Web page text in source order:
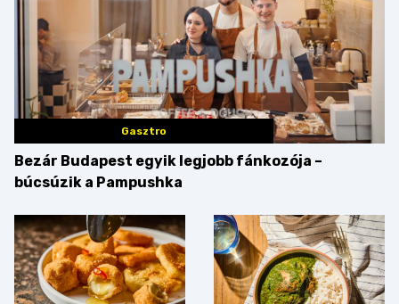
Gasztro
Bezár Budapest egyik legjobb fánkozója –
búcsúzik a Pampushka